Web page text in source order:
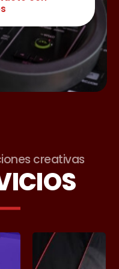
creativas